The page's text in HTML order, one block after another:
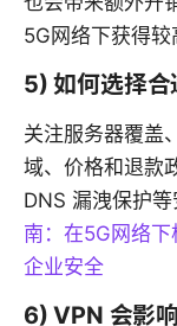
5G网络下获得较
5) 如何选择合
关注服务器覆盖
域、价格和退款
DNS 漏洩保护等
南：在5G网络
企业安全
6) VPN 会影